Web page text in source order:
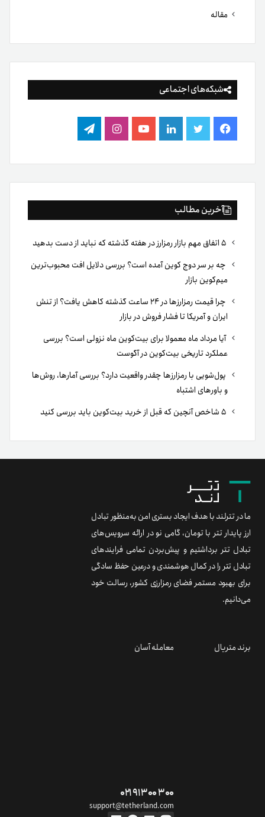
مقاله
شبکه‌های اجتماعی
فیس
بوک
توییتر لینکدینیوتیوباینستاگرام
تلگرام
آخرین مطالب
چه بر سر دوج کوین آمده است؟ بررسی دلایل افت محبوب‌ترین
میم‌کوین بازار
چرا قیمت رمزارزها در ۲۴ ساعت گذشته کاهش یافت؟ از تنش
ایران و آمریکا تا فشار فروش در بازار
آیا مرداد ماه معمولا برای بیت‌کوین ماه نزولی است؟ بررسی
عملکرد تاریخی بیت‌کوین در آگوست
پول‌شویی با رمزارزها چقدر واقعیت دارد؟ بررسی آمارها، روش‌ها
و باورهای اشتباه
ما در تترلند با هدف ایجاد بستری امن به‌منظور تبادل
ارز پایدار تتر با تومان، گامی نو در ارائه سرویس‌های
تبادل تتر برداشتیم و پیش‌بردن تمامی فرایندهای
تبادل تتر را در کمال هوشمندی و درعین حفظ سادگی
برای بهبود مستمر فضای رمزارزی کشور، رسالت خود
می‌دانیم.
برند متریال معامله آسان
۰۲۱ ۹۱ ۳۰۰ ۳۰۰
support@tetherland.com